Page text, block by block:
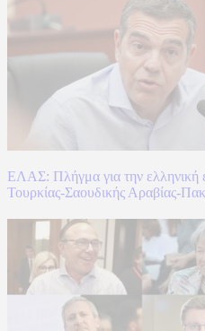
ΕΛΑΣ: Πλήγμα για την ελληνική
Τουρκίας-Σαουδικής Αραβίας-